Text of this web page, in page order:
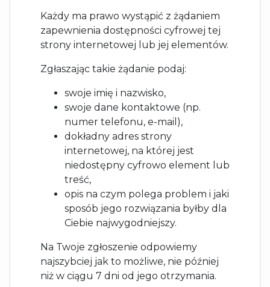
Każdy ma prawo wystąpić z żądaniem
zapewnienia dostępności cyfrowej tej
strony internetowej lub jej elementów.
Zgłaszając takie żądanie podaj:
swoje imię i nazwisko,
swoje dane kontaktowe (np.
numer telefonu, e-mail),
dokładny adres strony
internetowej, na której jest
niedostępny cyfrowo element lub
treść,
opis na czym polega problem i jaki
sposób jego rozwiązania byłby dla
Ciebie najwygodniejszy.
Na Twoje zgłoszenie odpowiemy
najszybciej jak to możliwe, nie później
niż w ciągu 7 dni od jego otrzymania.